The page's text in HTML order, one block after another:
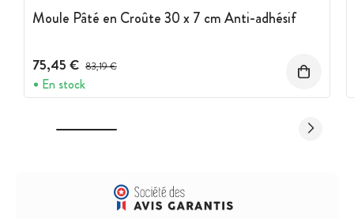
Moule Pâté en Croûte 30 x 7 cm Anti-adhésif
75,45 € Prix avant réduction :
83,19 €
En stock